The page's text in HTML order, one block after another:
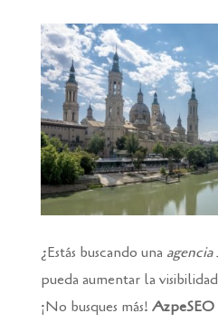
¿Estás buscando una agencia
pueda aumentar la
¡No busques más! AzpeSEO